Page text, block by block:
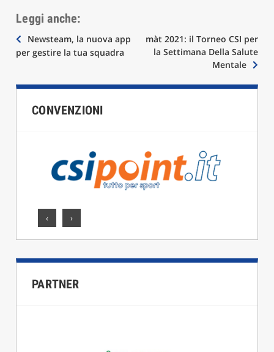
Leggi anche:
Navigazione
articoli
Newsteam, la nuova app
per gestire la tua squadra
màt 2021: il Torneo CSI per
la Settimana Della Salute
Mentale
CONVENZIONI
‹ ›
PARTNER